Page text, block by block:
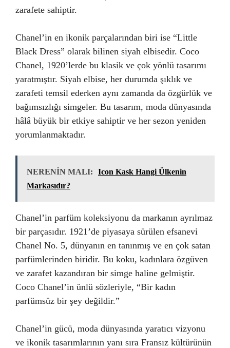
zarafete sahiptir.
Chanel’in en ikonik parçalarından biri ise “Little
Black Dress” olarak bilinen siyah elbisedir. Coco
Chanel, 1920’lerde bu klasik ve çok yönlü tasarımı
yaratmıştır. Siyah elbise, her durumda şıklık ve
zarafeti temsil ederken aynı zamanda da özgürlük ve
bağımsızlığı simgeler. Bu tasarım, moda dünyasında
hâlâ büyük bir etkiye sahiptir ve her sezon yeniden
yorumlanmaktadır.
NERENİN MALI:
Icon Kask Hangi Ülkenin
Markasıdır?
Chanel’in parfüm koleksiyonu da markanın ayrılmaz
bir parçasıdır. 1921’de piyasaya sürülen efsanevi
Chanel No. 5, dünyanın en tanınmış ve en çok satan
parfümlerinden biridir. Bu koku, kadınlara özgüven
ve zarafet kazandıran bir simge haline gelmiştir.
Coco Chanel’in ünlü sözleriyle, “Bir kadın
parfümsüz bir şey değildir.”
Chanel’in gücü, moda dünyasında yaratıcı vizyonu
ve ikonik tasarımlarının yanı sıra Fransız kültürünün